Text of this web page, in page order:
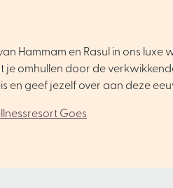
Hammam en Rasul in ons luxe
omhullen door de
en geef jezelf over aan deze
Goes